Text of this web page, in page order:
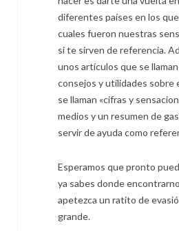
diferentes países en los
cuales fueron nuestras
si te sirven de referencia.
unos artículos que se
consejos y utilidades sobre
se llaman «cifras y
medios y un resumen de
servir de ayuda como
Esperamos que pronto
ya sabes donde
apetezca un ratito de
grande.